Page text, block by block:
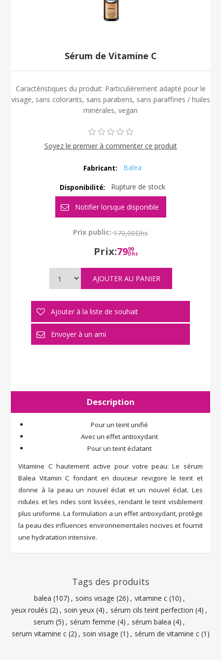
Sérum de Vitamine C
Caractéristiques du produit: Particulièrement adapté pour le
visage, sans colorants, sans parabens, sans paraffines / huiles
minérales, vegan
Soyez le premier à commenter ce produit
Fabricant: Balea
Disponibilité: Rupture de stock
Prix public: 170,00Dhs
Prix:7999
Dhs
Description
Pour un teint unifié
Avec un effet antioxydant
Pour un teint éclatant
Vitamine C hautement active pour votre peau: Le sérum
Balea Vitamin C fondant en douceur revigore le teint et
donne à la peau un nouvel éclat et un nouvel éclat. Les
ridules et les rides sont lissées, rendant le teint visiblement
plus uniforme. La formulation a un effet antioxydant, protège
la peau des influences environnementales nocives et fournit
une hydratation intensive.
Tags des produits
balea (107) , soins visage (26) , vitamine c (10) ,
yeux roulés (2) , soin yeux (4) , sérum cils teint perfection (4) ,
serum (5) , sérum femme (4) , sérum balea (4) ,
serum vitamine c (2) , soin visage (1) , sérum de vitamine c (1)